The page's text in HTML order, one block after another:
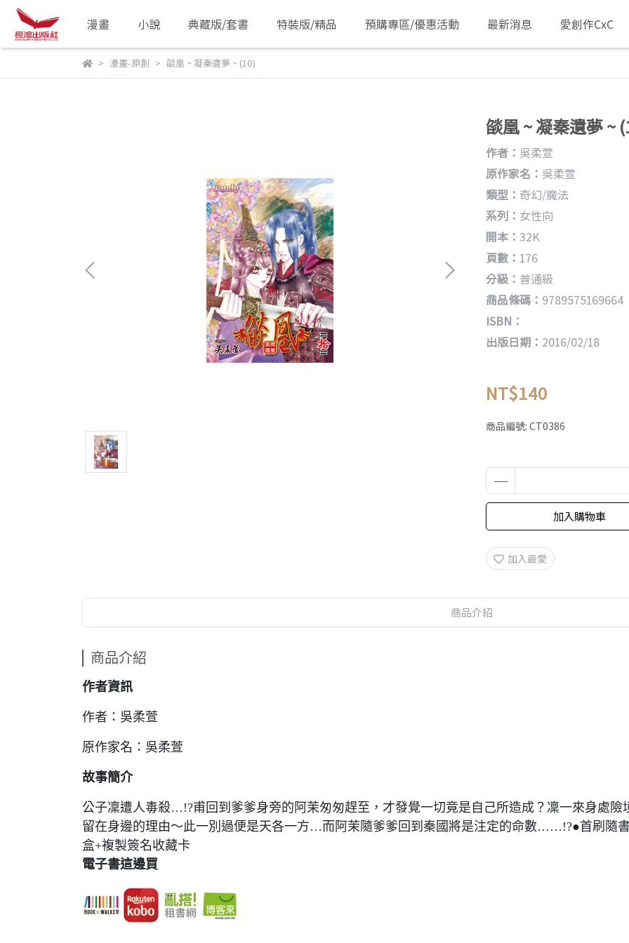
漫畫 小說 典藏版/套書 特裝版/精品 預購專區/優惠活動 最新消息 愛創作CxC
漫畫-原創 燄凰 ~ 凝秦遺夢 ~ (10)
燄凰 ~ 凝秦遺夢 ~
作者： 吳柔萱
原作家名： 吳柔萱
類型： 奇幻/魔法
系列： 女性向
開本： 32K
頁數： 176
分級： 普通級
商品條碼： 9789575169664
ISBN：
出版日期： 2016/02/18
NT$140
商品編號: CT0386
加入購物車
加入最愛
商品介紹
商品介紹
作者資訊
作者：吳柔萱
原作家名：吳柔萱
故事簡介
公子凜遭人毒殺…!?甫回到爹爹身旁的阿茉匆匆趕至，才發覺一切竟是自己所造成？凜一來身處
留在身邊的理由～此一別過便是天各一方…而阿茉隨爹爹回到秦國將是注定的命數……!?●首刷隨
盒+複製簽名收藏卡
電子書這邊買